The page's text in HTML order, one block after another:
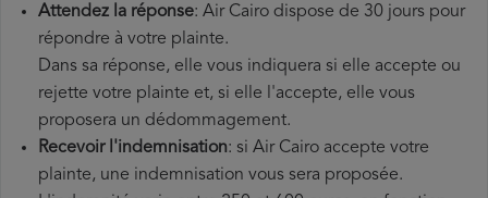
Attendez la réponse: Air Cairo dispose de 30 jours pour
répondre à votre plainte.
Dans sa réponse, elle vous indiquera si elle accepte ou
rejette votre plainte et, si elle l'accepte, elle vous
proposera un dédommagement.
Recevoir l'indemnisation: si Air Cairo accepte votre
plainte, une indemnisation vous sera proposée.